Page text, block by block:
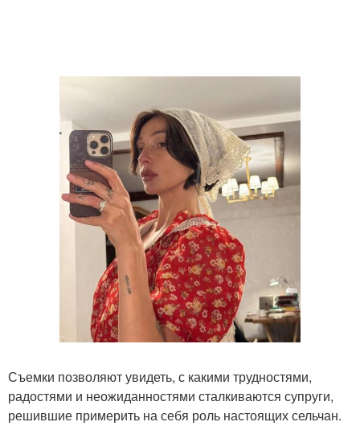
Съемки позволяют увидеть, с какими трудностями,
радостями и неожиданностями сталкиваются супруги,
решившие примерить на себя роль настоящих сельчан.